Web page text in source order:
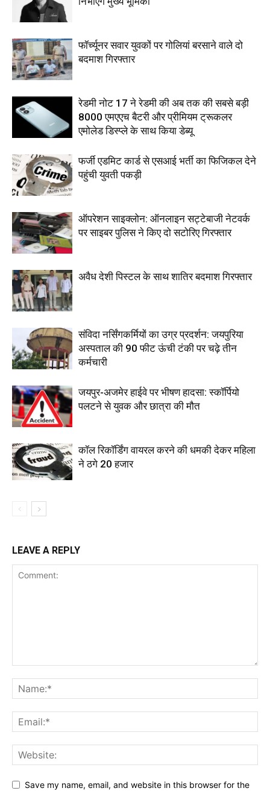
फॉर्च्यूनर सवार युवकों पर गोलियां बरसाने वाले दो
बदमाश गिरफ्तार
रेडमी नोट 17 ने रेडमी की अब तक की सबसे बड़ी
8000 एमएएच बैटरी और प्रीमियम ट्रूकलर
एमोलेड डिस्प्ले के साथ किया डेब्यू
फर्जी एडमिट कार्ड से एसआई भर्ती का फिजिकल देने
पहुंची युवती पकड़ी
ऑपरेशन साइक्लोन: ऑनलाइन सट्टेबाजी नेटवर्क
पर साइबर पुलिस ने किए दो सटोरिए गिरफ्तार
अवैध देशी पिस्टल के साथ शातिर बदमाश गिरफ्तार
संविदा नर्सिंगकर्मियों का उग्र प्रदर्शन: जयपुरिया
अस्पताल की 90 फीट ऊंची टंकी पर चढ़े तीन
कर्मचारी
जयपुर-अजमेर हाईवे पर भीषण हादसा: स्कॉर्पियो
पलटने से युवक और छात्रा की मौत
कॉल रिकॉर्डिंग वायरल करने की धमकी देकर महिला
ने ठगे 20 हजार
LEAVE A REPLY
Save my name, email, and website in this browser for the